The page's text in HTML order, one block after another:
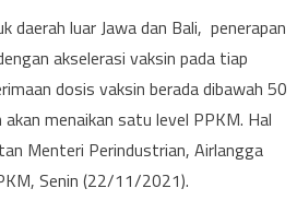
daerah luar Jawa dan Bali, penerapan
akselerasi vaksin pada tiap
dosis vaksin berada dibawah 50
menaikan satu level PPKM. Hal
Menteri Perindustrian, Airlangga
Senin (22/11/2021).